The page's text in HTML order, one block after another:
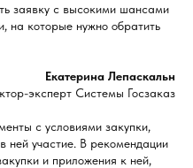
заявку с высокими шансами
на которые нужно обратить
Екатерина Лепаскальн
эксперт Системы Госзаказ
с условиями закупки,
ней участие. В рекомендации
и приложения к ней,